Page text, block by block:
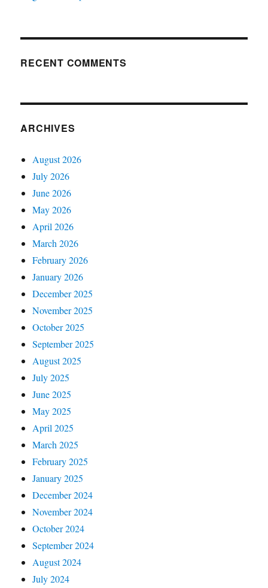
RECENT COMMENTS
ARCHIVES
August 2026
July 2026
June 2026
May 2026
April 2026
March 2026
February 2026
January 2026
December 2025
November 2025
October 2025
September 2025
August 2025
July 2025
June 2025
May 2025
April 2025
March 2025
February 2025
January 2025
December 2024
November 2024
October 2024
September 2024
August 2024
July 2024